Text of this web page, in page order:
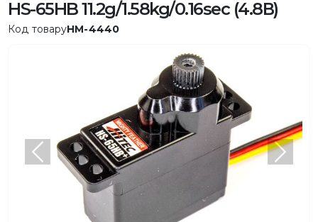
HS-65HB 11.2g/1.58kg/0.16sec (4.8В)
Код товаруHM-4440
Попередній